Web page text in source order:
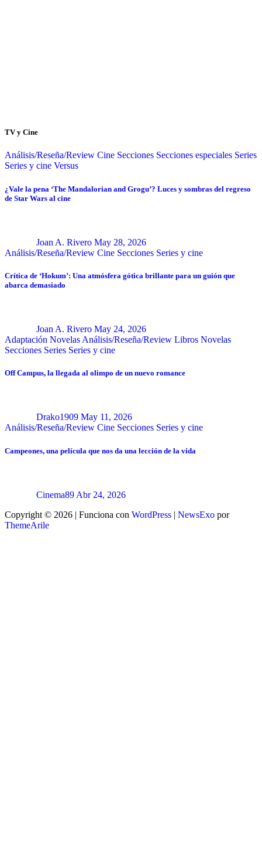
TV y Cine
Análisis/Reseña/Review Cine Secciones Secciones especiales Series
Series y cine Versus
¿Vale la pena ‘The Mandalorian and Grogu’? Luces y sombras del regreso
de Star Wars al cine
Joan A. Rivero May 28, 2026
Análisis/Reseña/Review Cine Secciones Series y cine
Crítica de ‘Hokum’: Una atmósfera gótica brillante para un guión que
abarca demasiado
Joan A. Rivero May 24, 2026
Adaptación Novelas Análisis/Reseña/Review Libros Novelas
Secciones Series Series y cine
Off Campus, la llegada al olimpo de un nuevo romance
Drako1909 May 11, 2026
Análisis/Reseña/Review Cine Secciones Series y cine
Campeones, una película que nos da una lección de la vida
Cinema89 Abr 24, 2026
Copyright © 2026 | Funciona con WordPress | NewsExo por
ThemeArile